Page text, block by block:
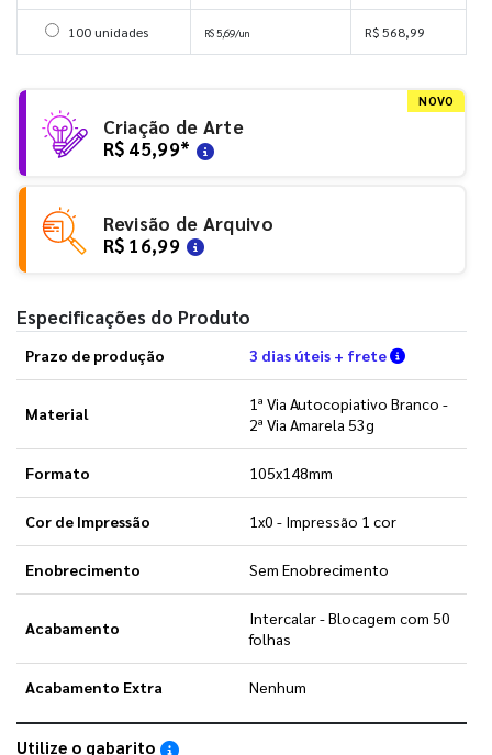
Selecionar 100 unidades
100 unidades R$ 5,69/un R$ 568,99
NOVO
Criação de Arte
R$ 45,99*
Revisão de Arquivo
R$ 16,99
Especificações do Produto
Prazo de produção 3 dias úteis + frete Verifique
Material
1ª Via Autocopiativo Branco -
2ª Via Amarela 53g
Formato 105x148mm
Cor de Impressão 1x0 - Impressão 1 cor
Enobrecimento Sem Enobrecimento
Acabamento
Intercalar - Blocagem com 50
folhas
Acabamento Extra Nenhum
Utilize o gabarito Saiba como utilizar os nossos gabaritos